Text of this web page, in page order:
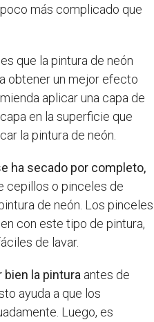
más complicado que
es que la pintura de neón
obtener un mejor efecto
aplicar una capa de
en la superficie que
la pintura de neón.
ha secado por completo,
cepillos o pinceles de
de neón. Los pinceles
con este tipo de pintura,
de lavar.
la pintura antes de
ayuda a que los
Luego, es